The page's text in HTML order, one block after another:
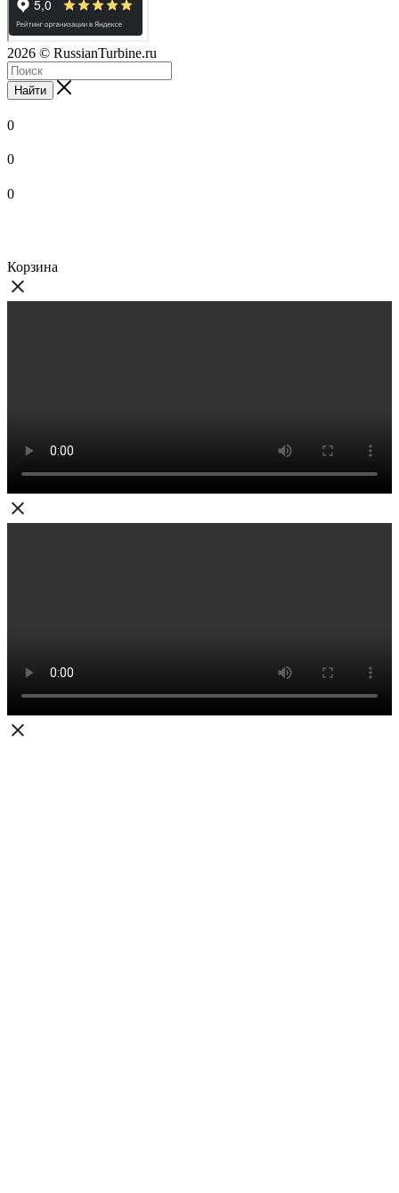
2026 © RussianTurbine.ru
Найти
0
0
0
Корзина